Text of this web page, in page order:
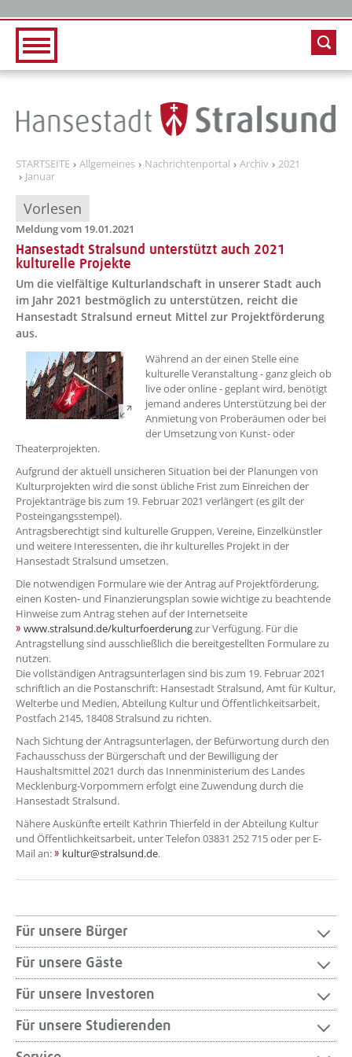
STARTSEITE Allgemeines Nachrichtenportal Archiv
2021
Januar
Vorlesen
Meldung vom 19.01.2021
Hansestadt Stralsund unterstützt auch 2021
kulturelle Projekte
Um die vielfältige Kulturlandschaft in unserer Stadt auch
im Jahr 2021 bestmöglich zu unterstützen, reicht die
Hansestadt Stralsund erneut Mittel zur Projektförderung
aus.
Während an der einen Stelle eine
kulturelle Veranstaltung - ganz gleich ob
live oder online - geplant wird, benötigt
jemand anderes Unterstützung bei der
Anmietung von Proberäumen oder bei
der Umsetzung von Kunst- oder
Theaterprojekten.
Aufgrund der aktuell unsicheren Situation bei der Planungen von
Kulturprojekten wird die sonst übliche Frist zum Einreichen der
Projektanträge bis zum 19. Februar 2021 verlängert (es gilt der
Posteingangsstempel).
Antragsberechtigt sind kulturelle Gruppen, Vereine, Einzelkünstler
und weitere Interessenten, die ihr kulturelles Projekt in der
Hansestadt Stralsund umsetzen.
Die notwendigen Formulare wie der Antrag auf Projektförderung,
einen Kosten- und Finanzierungsplan sowie wichtige zu beachtende
Hinweise zum Antrag stehen auf der Internetseite
www.stralsund.de/kulturfoerderungzur Verfügung. Für die
Antragstellung sind ausschließlich die bereitgestellten Formulare zu
nutzen.
Die vollständigen Antragsunterlagen sind bis zum 19. Februar 2021
schriftlich an die Postanschrift: Hansestadt Stralsund, Amt für Kultur,
Welterbe und Medien, Abteilung Kultur und Öffentlichkeitsarbeit,
Postfach 2145, 18408 Stralsund zu richten.
Nach Sichtung der Antragsunterlagen, der Befürwortung durch den
Fachausschuss der Bürgerschaft und der Bewilligung der
Haushaltsmittel 2021 durch das Innenministerium des Landes
Mecklenburg-Vorpommern erfolgt eine Zuwendung durch die
Hansestadt Stralsund.
Nähere Auskünfte erteilt Kathrin Thierfeld in der Abteilung Kultur
und Öffentlichkeitsarbeit, unter Telefon 03831 252 715 oder per E-
Mail an:
kultur@stralsund.de.
Für unsere Bürger
Für unsere Gäste
Für unsere Investoren
Für unsere Studierenden